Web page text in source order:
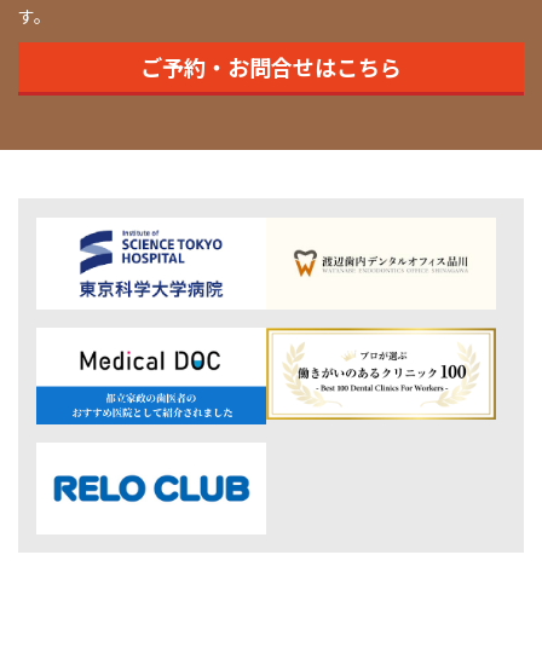
す。
ご予約・お問合せはこちら